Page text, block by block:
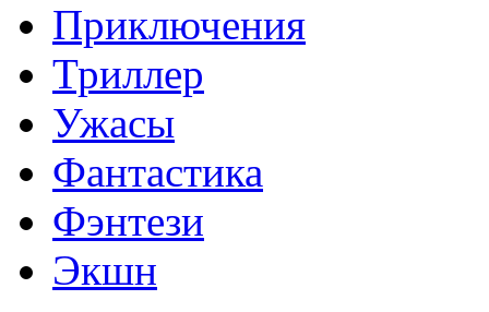
Приключения
Триллер
Ужасы
Фантастика
Фэнтези
Экшн